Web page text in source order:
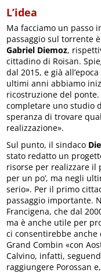
L’idea
Ma facciamo un passo
passaggio sul torrente
Gabriel Diemoz,
cittadino di Roisan.
dal 2015, e già
ultimi anni abbiamo
ricostruzione del
completare uno studio
speranza di trovare
realizzazione».
Sul punto, il sindaco
stato redatto un
risorse per realizzare il
per un po’, ma negli
serio». Per il primo
passaggio importante.
Francigena, che dal
ma è anche utile per
ci consentirebbe anche
Grand Combin «con
Calvino, infatti,
raggiungere Porossan